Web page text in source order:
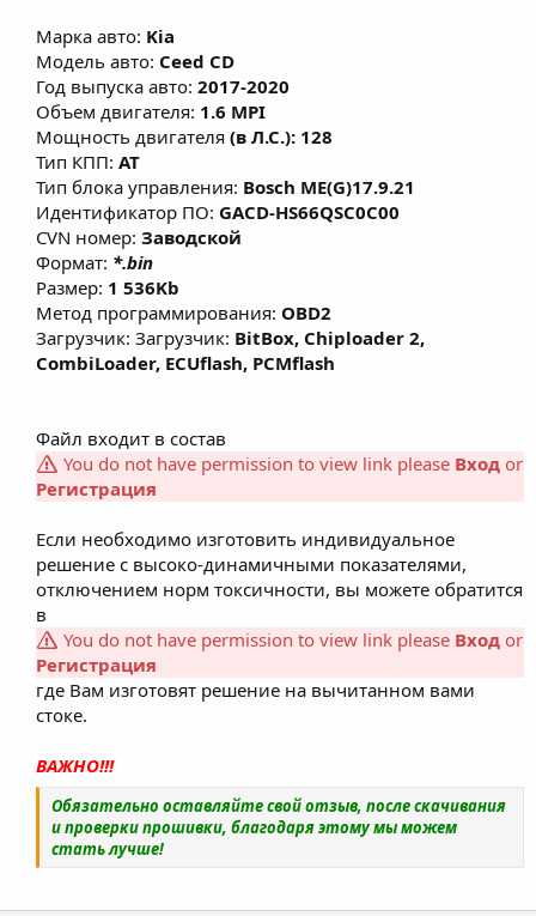
и
я
Марка авто: Kia
Модель авто: Ceed CD
Год выпуска авто: 2017-2020
Объем двигателя: 1.6 MPI
Мощность двигателя (в Л.С.): 128
Тип КПП: AT
Тип блока управления: Bosch ME(G)17.9.21
Идентификатор ПО: GACD-HS66QSC0C00
CVN номер: Заводской
Формат: *.bin
Размер: 1 536Kb
Метод программирования: OBD2
Загрузчик: Загрузчик: BitBox, Chiploader 2,
CombiLoader, ECUflash, PCMflash
Файл входит в состав
You do not have permission to view link please Вход or
Регистрация
Если необходимо изготовить индивидуальное
решение с высоко-динамичными показателями,
отключением норм токсичности, вы можете обратится
в
You do not have permission to view link please Вход or
Регистрация
где Вам изготовят решение на вычитанном вами
стоке.​
ВАЖНО!!!
Обязательно оставляйте свой отзыв, после скачивания
и проверки прошивки, благодаря этому мы можем
стать лучше!